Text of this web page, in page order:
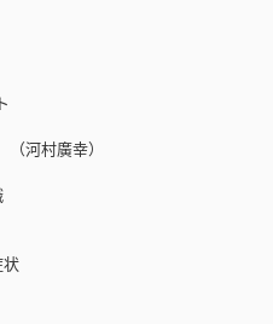
河村廣幸）